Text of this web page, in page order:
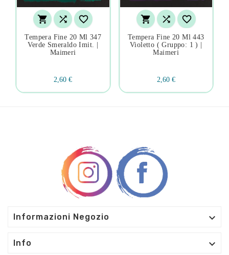
  
Tempera Fine 20 Ml 347
Verde Smeraldo Imit. |
Maimeri
2,60 €
  
Tempera Fine 20 Ml 443
Violetto ( Gruppo: 1 ) |
Maimeri
2,60 €
Informazioni Negozio 
Info 